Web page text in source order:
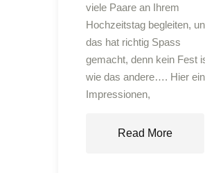
viele Paare an Ihrem
Hochzeitstag begleiten,
das hat richtig Spass
gemacht, denn kein Fest
wie das andere…. Hier
Impressionen,
Read More